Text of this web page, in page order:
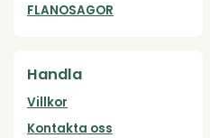
FLANOSAGOR
Handla
Villkor
Kontakta oss